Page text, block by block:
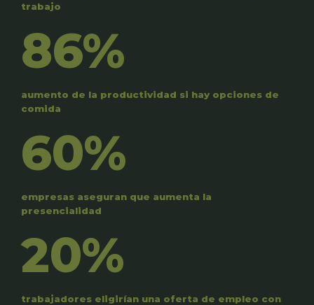
trabajo
86%
aumento de la productividad si hay opciones de
comida
60%
empresas aseguran que aumenta la
presencialidad
20%
trabajadores eligirían una oferta de empleo con